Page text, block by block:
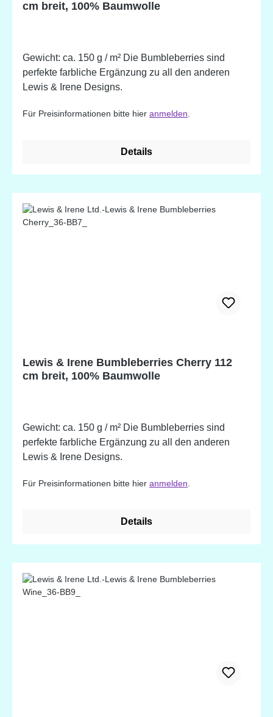
cm breit, 100% Baumwolle
Gewicht: ca. 150 g / m² Die Bumbleberries sind
perfekte farbliche Ergänzung zu all den anderen
Lewis & Irene Designs.
Für Preisinformationen bitte hier anmelden
Details
Lewis & Irene Bumbleberries Cherry 112
cm breit, 100% Baumwolle
Gewicht: ca. 150 g / m² Die Bumbleberries sind
perfekte farbliche Ergänzung zu all den anderen
Lewis & Irene Designs.
Für Preisinformationen bitte hier anmelden
Details